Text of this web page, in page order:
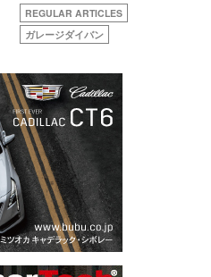
REGULAR ARTICLES
ガレージダイバン